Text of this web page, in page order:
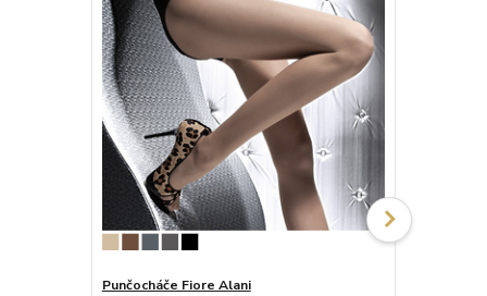
Punčocháče Fiore Alani